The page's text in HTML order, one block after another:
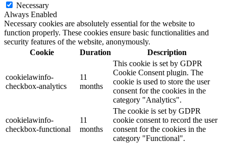
Necessary
Always Enabled
Necessary cookies are absolutely essential for the website to
function properly. These cookies ensure basic functionalities and
security features of the website, anonymously.
Cookie
Duration Description
cookielawinfo-
checkbox-analytics
11
months
This cookie is set by GDPR
Cookie Consent plugin. The
cookie is used to store the user
consent for the cookies in the
category "Analytics".
cookielawinfo-
checkbox-functional
11
months
The cookie is set by GDPR
cookie consent to record the user
consent for the cookies in the
category "Functional".